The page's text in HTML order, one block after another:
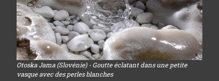
Otoska Jama (Slovénie) - Goutte éclatant dans une petite
vasque avec des perles blanches